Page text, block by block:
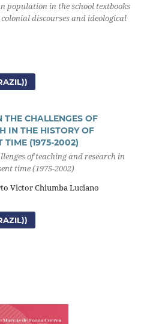
population in the school textbooks
discourses and ideological
THE CHALLENGES OF
IN THE HISTORY OF
TIME (1975-2002)
of teaching and research in
time (1975-2002)
Victor Chiumba Luciano